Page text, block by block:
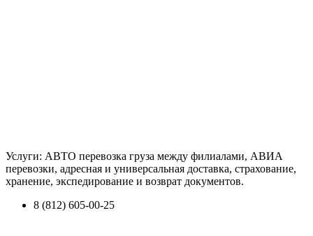
Услуги: АВТО перевозка груза между филиалами, АВИА
перевозки, адресная и универсальная доставка, страхование,
хранение, экспедирование и возврат документов.
8 (812) 605-00-25